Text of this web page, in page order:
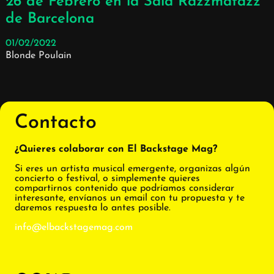
de Barcelona
01/02/2022
Blonde Poulain
Contacto
¿Quieres colaborar con El Backstage Mag?
Si eres un artista musical emergente, organizas algún
concierto o festival, o simplemente quieres
compartirnos contenido que podríamos considerar
interesante, envíanos un email con tu propuesta y te
daremos respuesta lo antes posible.
info@elbackstagemag.com